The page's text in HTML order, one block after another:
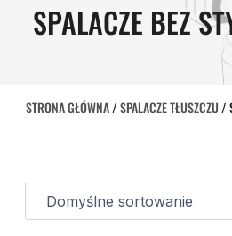
SPALACZE BEZ
STRONA GŁÓWNA/SPALACZE TŁUSZCZU/